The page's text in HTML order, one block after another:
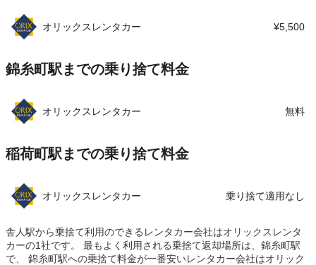
オリックスレンタカー ¥5,500
錦糸町駅までの乗り捨て料金
オリックスレンタカー 無料
稲荷町駅までの乗り捨て料金
オリックスレンタカー 乗り捨て適用なし
舎人駅から乗捨て利用のできるレンタカー会社はオリックスレンタ
カーの1社です。 最もよく利用される乗捨て返却場所は、錦糸町駅
で、 錦糸町駅への乗捨て料金が一番安いレンタカー会社はオリック